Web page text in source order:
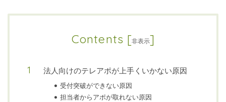
Contents [非表示]
法人向けのテレアポが上手くいかない原因
受付突破ができない原因
担当者からアポが取れない原因